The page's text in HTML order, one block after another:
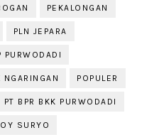
PEKALONGAN
PLN JEPARA
PURWODADI
NGARINGAN POPULER
PT BPR BKK PURWODADI
SURYO